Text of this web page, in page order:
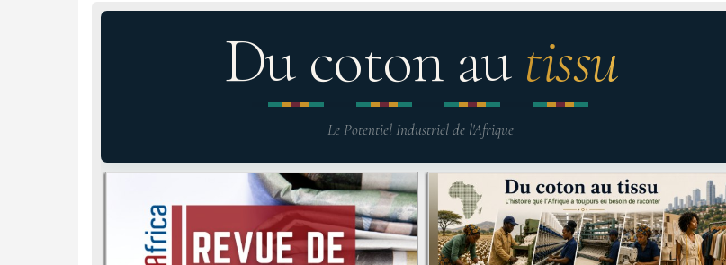
Du coton au tissu
Le Potentiel Industriel de l'Afrique